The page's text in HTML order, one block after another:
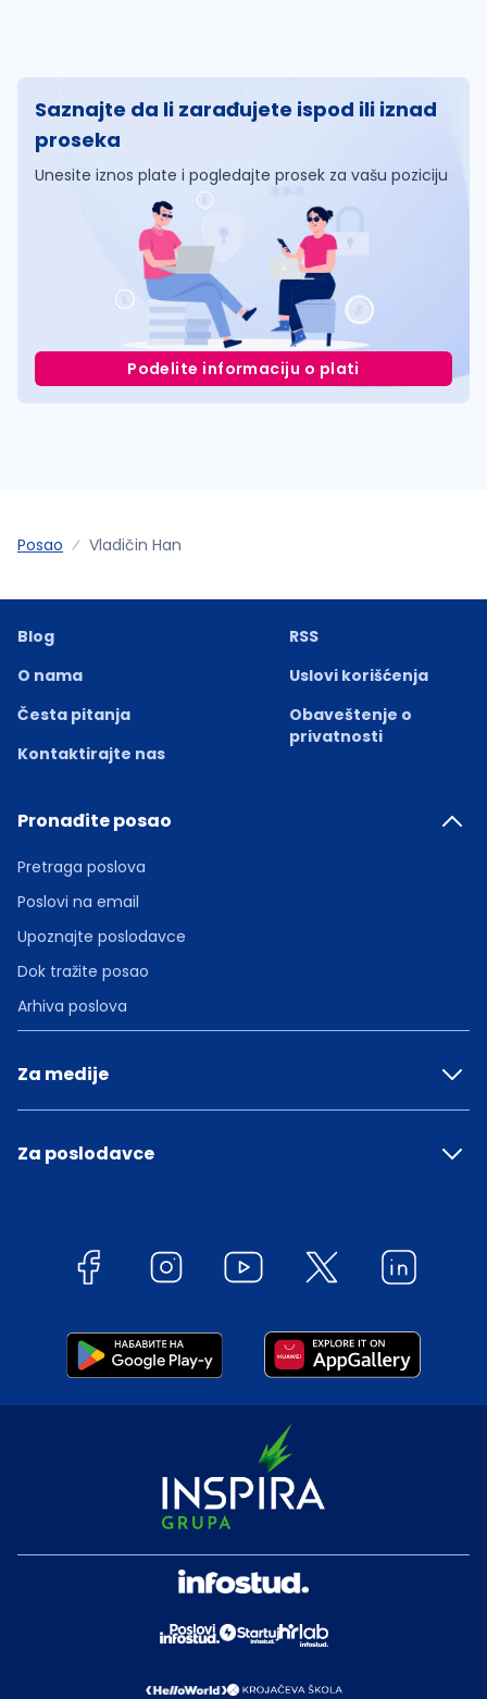
Saznajte da li zarađujete ispod ili iznad
proseka
Unesite iznos plate i pogledajte prosek za vašu poziciju
Podelite informaciju o plati
Posao Vladičin Han
Blog
O nama
Česta pitanja
Kontaktirajte nas
RSS
Uslovi korišćenja
Obaveštenje o
privatnosti
Pronađite posao
Pretraga poslova
Poslovi na email
Upoznajte poslodavce
Dok tražite posao
Arhiva poslova
Za medije
Za poslodavce